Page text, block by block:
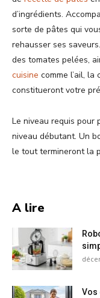
d’ingrédients.
sorte de pâtes qui
rehausser ses
des tomates pelées,
cuisine comme l’ail,
constitueront votre
Le niveau requis pour
niveau débutant. Un
le tout termineront la
A lire
Vos